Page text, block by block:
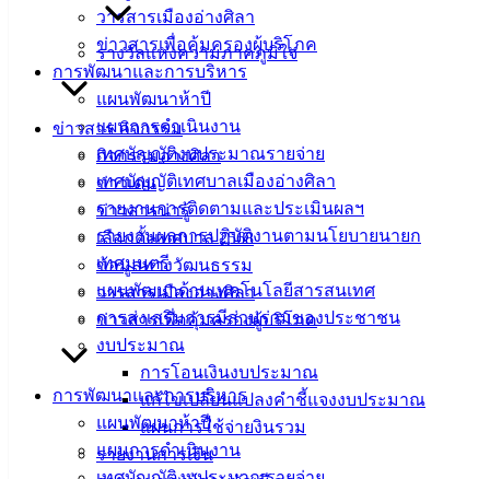
วารสารเมืองอ่างศิลา
ข่าวสารเพื่อคุ้มครองผู้บริโภค
การพัฒนาและการบริหาร
แผนพัฒนาห้าปี
แผนการดำเนินงาน
เทศบัญญัติงบประมาณรายจ่าย
เทศบัญญัติเทศบาลเมืองอ่างศิลา
รายงานการติดตามและประเมินผลฯ
รายงานผลการปฏิบัติงานตามนโยบายนายก
เทศมนตรี
แผนพัฒนาด้านเทคโนโลยีสารสนเทศ
การส่งเสริมการมีส่วนร่วมของประชาชน
งบประมาณ
การโอนเงินงบประมาณ
แก้ไขเปลี่ยนแปลงคำชี้แจงงบประมาณ
แผนการใช้จ่ายงินรวม
รายงานการเงิน
รางวัลแห่งความภาคภูมิใจ
ข่าวสาร กิจกรรม
กิจกรรมอ่างศิลา
ข่าวเด่น
ข่าวสารน่ารู้
เลือกตั้งเทศบาล 2568
ข้อมูลทางวัฒนธรรม
วารสารเมืองอ่างศิลา
ข่าวสารเพื่อคุ้มครองผู้บริโภค
การพัฒนาและการบริหาร
แผนพัฒนาห้าปี
แผนการดำเนินงาน
เทศบาล
เมืองอ่าง
เทศบาลเมือง
อ่างศิลา 90/338
อ.เมือง จ.ชลบุรี
142-100-104
บริการ